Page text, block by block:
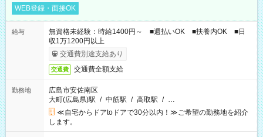
WEB登録・面接OK
給与
無資格未経験：時給1400円～ ■週払いOK ■扶養内OK ■日
収1万1200円以上
交通費別途支給あり
交通費 交通費全額支給
勤務地
広島市安佐南区
大町(広島県)駅 / 中筋駅 / 高取駅 / …
≪自宅からドアtoドアで30分以内！≫ご希望の勤務地を紹介
します。